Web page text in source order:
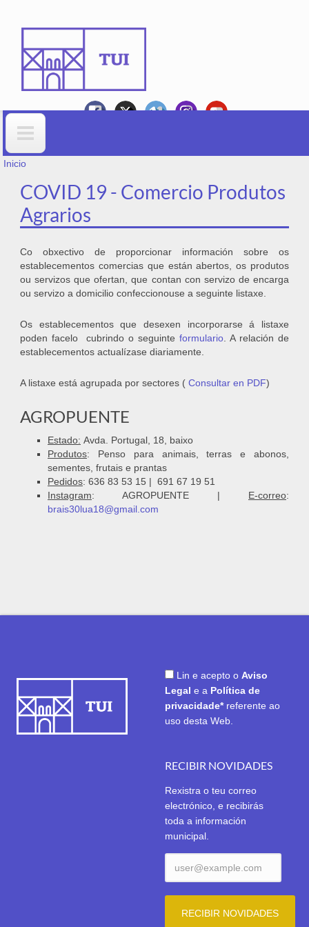
Formulario de busca
VOSTEDE ESTÁ AQUÍ
Inicio
COVID 19 - Comercio Produtos
Agrarios
Co obxectivo de proporcionar información sobre os
establecementos comercias que están abertos, os produtos
ou servizos que ofertan, que contan con servizo de encarga
ou servizo a domicilio confeccionouse a seguinte listaxe.
Os establecementos que desexen incorporarse á listaxe
poden facelo cubrindo o seguinte formulario . A relación de
establecementos actualízase diariamente.
A listaxe está agrupada por sectores ( Consultar en PDF)
AGROPUENTE
Estado: Avda. Portugal, 18, baixo
Produtos: Penso para animais, terras e abonos,
sementes, frutais e prantas
Pedidos: 636 83 53 15 | 691 67 19 51
Instagram: AGROPUENTE | E-correo:
brais30lua18@gmail.com
Lin e acepto o Aviso
Legal e a Política de
privacidade* referente ao
uso desta Web.
RECIBIR NOVIDADES
Rexistra o teu correo
electrónico, e recibirás
toda a información
municipal.